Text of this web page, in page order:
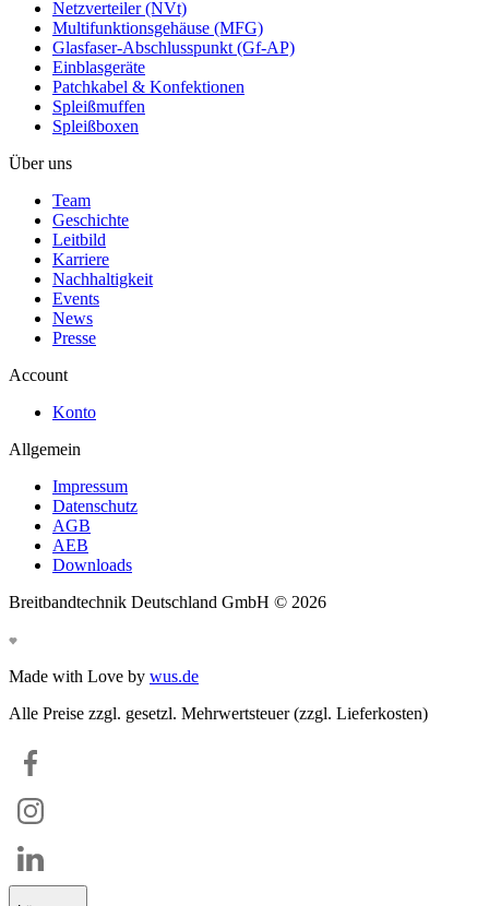
Netzverteiler (NVt)
Multifunktionsgehäuse (MFG)
Glasfaser-Abschlusspunkt (Gf-AP)
Einblasgeräte
Patchkabel & Konfektionen
Spleißmuffen
Spleißboxen
Über uns
Team
Geschichte
Leitbild
Karriere
Nachhaltigkeit
Events
News
Presse
Account
Konto
Allgemein
Impressum
Datenschutz
AGB
AEB
Downloads
Breitbandtechnik Deutschland GmbH © 2026
Made with Love by wus.de
Alle Preise zzgl. gesetzl. Mehrwertsteuer (zzgl. Lieferkosten)